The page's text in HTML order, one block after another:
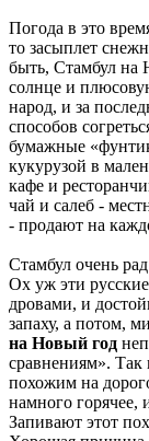
Погода в это
то засыплет
быть, Стамбул на
солнце и
народ, и за
способов
бумажные
кукурузой в
кафе и
чай и салеб -
- продают на
Стамбул очень
Ох уж эти
дровами, и
запаху, а потом,
на Новый год
сравнениям». Так
похожим на
намного
Запивают этот